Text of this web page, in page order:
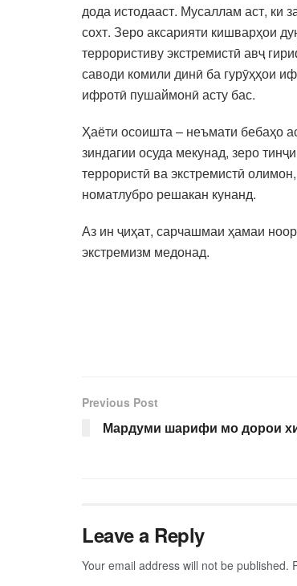
дода истодааст. Мусаллам аст, ки
сохт. Зеро аксарияти кишварҳои
террористиву экстремистӣ авҷ
саводи комили динӣ ба гурӯҳҳои
ифротӣ пушаймонӣ асту бас.
Ҳаёти осоишта – неъмати бебаҳо
зиндагии осуда мекунад, зеро
террористӣ ва экстремистӣ
номатлубро решакан кунанд.
Аз ин ҷиҳат, сарчашмаи ҳамаи
экстремизм медонад.
Previous Post
Мардуми шарифи мо дорои
Leave a Reply
Your email address will not be published.